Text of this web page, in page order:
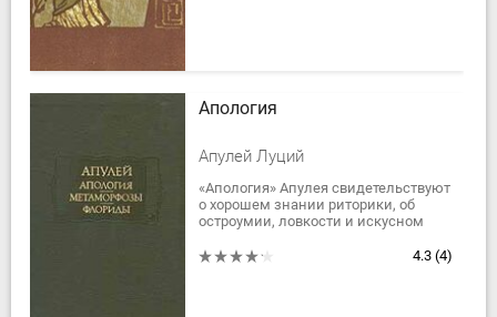
Апология
Апулей Луций
«Апология» Апулея свидетельствуют
о хорошем знании риторики, об
остроумии, ловкости и искусном
«Апологии» как речи,
4.3 (4)